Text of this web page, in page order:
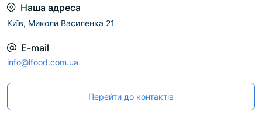
Наша адреса
Київ, Миколи Василенка 21
E-mail
info@lfood.com.ua
Перейти до контактів